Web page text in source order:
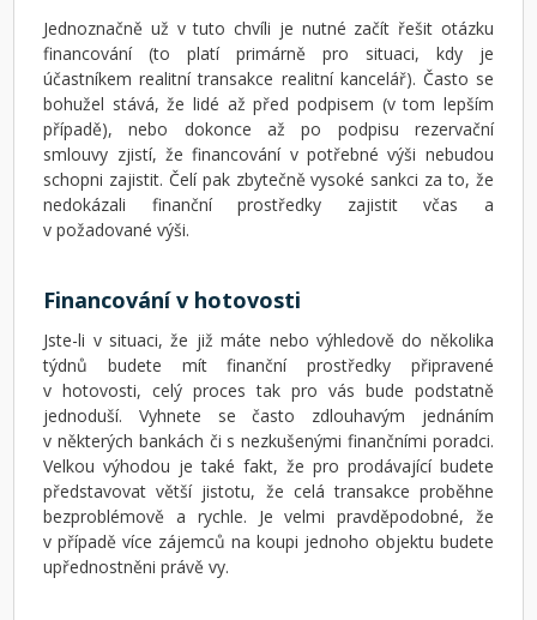
Jednoznačně už v tuto chvíli je nutné začít řešit otázku
financování (to platí primárně pro situaci, kdy je
účastníkem realitní transakce realitní kancelář). Často se
bohužel stává, že lidé až před podpisem (v tom lepším
případě), nebo dokonce až po podpisu rezervační
smlouvy zjistí, že financování v potřebné výši nebudou
schopni zajistit. Čelí pak zbytečně vysoké sankci za to, že
nedokázali finanční prostředky zajistit včas a
v požadované výši.
Financování v hotovosti
Jste-li v situaci, že již máte nebo výhledově do několika
týdnů budete mít finanční prostředky připravené
v hotovosti, celý proces tak pro vás bude podstatně
jednoduší. Vyhnete se často zdlouhavým jednáním
v některých bankách či s nezkušenými finančními poradci.
Velkou výhodou je také fakt, že pro prodávající budete
představovat větší jistotu, že celá transakce proběhne
bezproblémově a rychle. Je velmi pravděpodobné, že
v případě více zájemců na koupi jednoho objektu budete
upřednostněni právě vy.